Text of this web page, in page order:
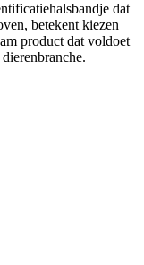
dat
betekent kiezen
product dat voldoet